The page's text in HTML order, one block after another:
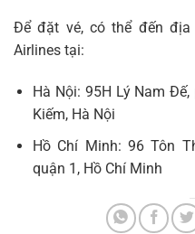
Để đặt vé, có thể đến địa
Airlines tại:
Hà Nội: 95H Lý Nam
Kiếm, Hà Nội
Hồ Chí Minh: 96 Tôn
quận 1, Hồ Chí Minh